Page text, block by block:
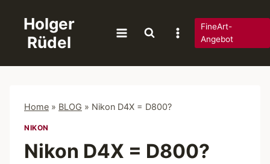
springen
Holger
Rüdel
FineArt-
Angebot
Home » BLOG » Nikon D4X = D800?
NIKON
Nikon D4X = D800?